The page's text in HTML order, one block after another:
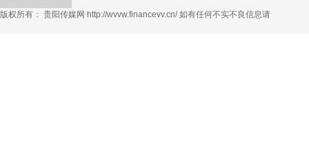
版权所有： 贵阳传媒网 http://wvvw.financevv.cn/ 如有任何不实不良信息请